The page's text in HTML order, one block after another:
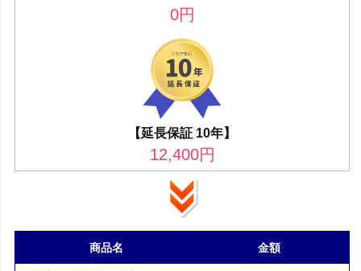
0円
【延長保証 10年】
12,400円
商品名 金額